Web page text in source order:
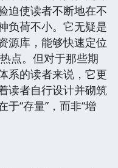
迫使读者不断地在不
负荷不小。它无疑是
源库，能够快速定位
点。但对于那些期
系的读者来说，它更
读者自行设计并砌筑
“存量”，而非“增